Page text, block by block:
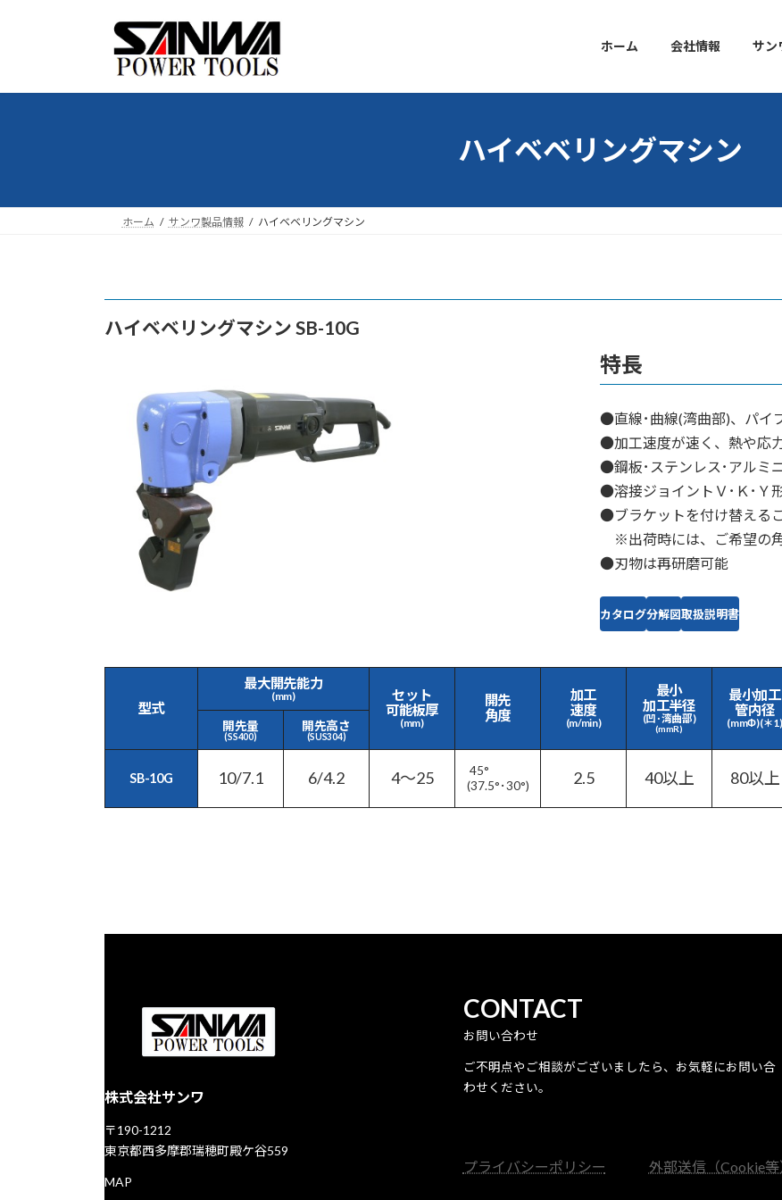
ツ
プ
シ
動
ホーム 会社情報 サン
ハイベベリングマシン
ホーム サンワ製品情報 ハイベベリングマシン
ハイベベリングマシン SB-10G
特長
●直線･曲線(湾曲部)、パイ
●加工速度が速く、熱や応
●鋼板･ステンレス･アルミ
●溶接ジョイントＶ･Ｋ･Ｙ
●ブラケットを付け替える
※出荷時には、ご希望の
●刃物は再研磨可能
カタログ分解図取扱説明書
型式
最大開先能力
(mm)
セット
可能板厚
(mm)
開先
角度
加工
速度
(m/min)
最小
加工半径
(凹･湾曲部)
(mmR)
最小加工
管内径
(mmΦ)(＊1)
開先量
(SS400)
開先高さ
(SUS304)
SB-10G 10/7.1 6/4.2 4～25
45°
(37.5°･30°)
2.5 40以上 80以上
株式会社サンワ
〒190-1212
東京都西多摩郡瑞穂町殿ケ谷559
MAP
CONTACT
お問い合わせ
ご不明点やご相談がございましたら、お気軽にお問い合
わせください。
プライバシーポリシー 外部送信（Cookie等